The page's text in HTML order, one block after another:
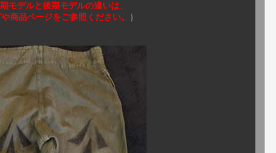
モデルと後期モデルの違いは、
をご参照ください。
）